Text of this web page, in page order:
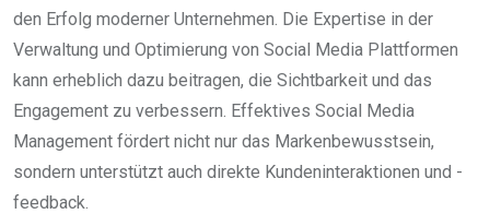
den Erfolg moderner Unternehmen. Die Expertise in der
Verwaltung und Optimierung von Social Media Plattformen
kann erheblich dazu beitragen, die Sichtbarkeit und das
Engagement zu verbessern. Effektives Social Media
Management fördert nicht nur das Markenbewusstsein,
sondern unterstützt auch direkte Kundeninteraktionen und -
feedback.